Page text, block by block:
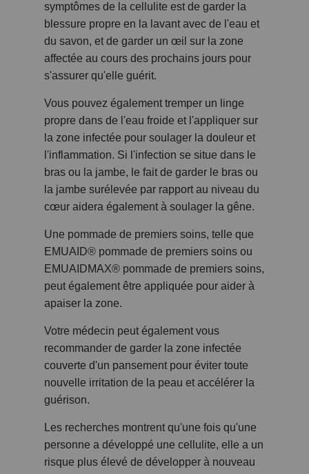
symptômes de la cellulite est de garder la
blessure propre en la lavant avec de l'eau et
du savon, et de garder un œil sur la zone
affectée au cours des prochains jours pour
s'assurer qu'elle guérit.
Vous pouvez également tremper un linge
propre dans de l'eau froide et l'appliquer sur
la zone infectée pour soulager la douleur et
l'inflammation. Si l'infection se situe dans le
bras ou la jambe, le fait de garder le bras ou
la jambe surélevée par rapport au niveau du
cœur aidera également à soulager la gêne.
Une pommade de premiers soins, telle que
EMUAID® pommade de premiers soins ou
EMUAIDMAX® pommade de premiers soins,
peut également être appliquée pour aider à
apaiser la zone.
Votre médecin peut également vous
recommander de garder la zone infectée
couverte d'un pansement pour éviter toute
nouvelle irritation de la peau et accélérer la
guérison.
Les recherches montrent qu'une fois qu'une
personne a développé une cellulite, elle a un
risque plus élevé de développer à nouveau